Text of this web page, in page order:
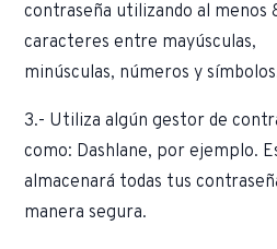
contraseña utilizando al menos
caracteres entre mayúsculas,
minúsculas, números y
3.- Utiliza algún gestor de
como: Dashlane, por ejemplo.
almacenará todas tus
manera segura.